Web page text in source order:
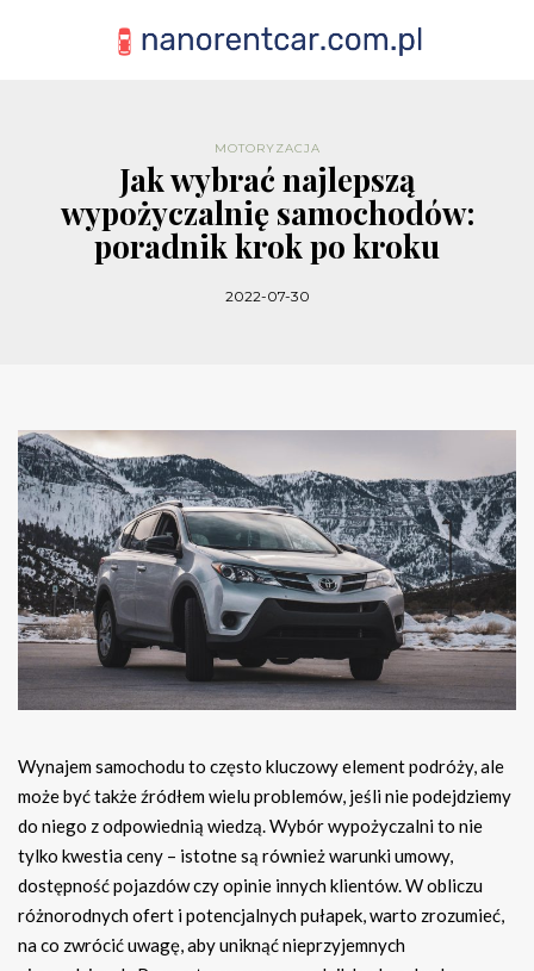
MOTORYZACJA
Jak wybrać najlepszą
wypożyczalnię samochodów:
poradnik krok po kroku
2022-07-30
Wynajem samochodu to często kluczowy element podróży, ale
może być także źródłem wielu problemów, jeśli nie podejdziemy
do niego z odpowiednią wiedzą. Wybór wypożyczalni to nie
tylko kwestia ceny – istotne są również warunki umowy,
dostępność pojazdów czy opinie innych klientów. W obliczu
różnorodnych ofert i potencjalnych pułapek, warto zrozumieć,
na co zwrócić uwagę, aby uniknąć nieprzyjemnych